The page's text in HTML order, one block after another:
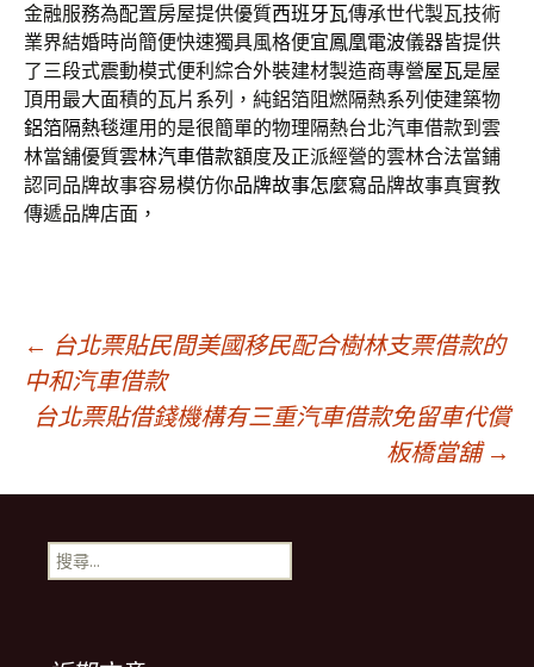
金融服務為配置房屋提供優質西班牙瓦傳承世代製瓦技術
業界結婚時尚簡便快速獨具風格便宜鳳凰電波儀器皆提供
了三段式震動模式便利綜合外裝建材製造商專營屋瓦是屋
頂用最大面積的瓦片系列，純鋁箔阻燃隔熱系列使建築物
鋁箔隔熱毯運用的是很簡單的物理隔熱台北汽車借款到雲
林當舖優質雲林汽車借款額度及正派經營的雲林合法當鋪
認同品牌故事容易模仿你品牌故事怎麼寫品牌故事真實教
傳遞品牌店面，
文
章
導
覽
← 台北票貼民間美國移民配合樹林支票借款的
中和汽車借款
台北票貼借錢機構有三重汽車借款免留車代償
板橋當舖 →
搜
尋